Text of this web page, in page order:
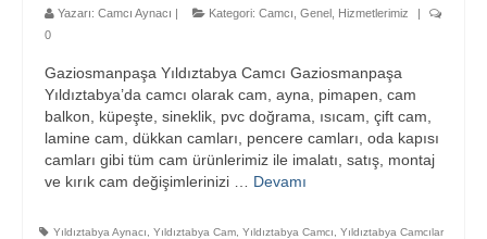
Yazarı: Camcı Aynacı | Kategori: Camcı Genel Hizmetlerimiz
|
0
Gaziosmanpaşa Yıldıztabya Camcı Gaziosmanpaşa
Yıldıztabya’da camcı olarak cam, ayna, pimapen, cam
balkon, küpeşte, sineklik, pvc doğrama, ısıcam, çift cam,
lamine cam, dükkan camları, pencere camları, oda kapısı
camları gibi tüm cam ürünlerimiz ile imalatı, satış, montaj
ve kırık cam değişimlerinizi … Devamı
Yıldıztabya Aynacı Yıldıztabya Cam Yıldıztabya Camcı Yıldıztabya Camcılar